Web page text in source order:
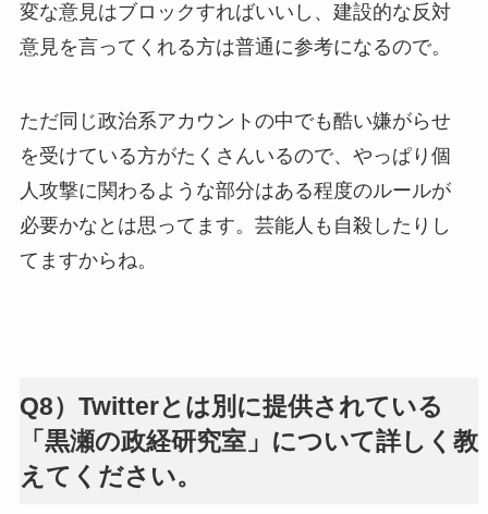
変な意見はブロックすればいいし、建設的な反対
意見を言ってくれる方は普通に参考になるので。
ただ同じ政治系アカウントの中でも酷い嫌がらせ
を受けている方がたくさんいるので、やっぱり個
人攻撃に関わるような部分はある程度のルールが
必要かなとは思ってます。芸能人も自殺したりし
てますからね。
Q8）Twitterとは別に提供されている
「黒瀬の政経研究室」について詳しく教
えてください。